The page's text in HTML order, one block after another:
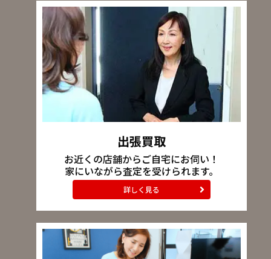
出張買取
お近くの店舗からご自宅にお伺い！
家にいながら査定を受けられます。
詳しく見る